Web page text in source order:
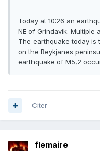
Today at 10:26 an
NE of Grindavík.
The earthquake today is
on the Reykjanes
earthquake of M5,2
Citer
flemaire